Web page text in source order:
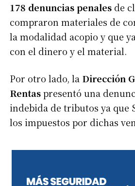
178 denuncias penales de
compraron materiales de
la modalidad acopio y que
con el dinero y el material.
Por otro lado, la Dirección
Rentaspresentó una
indebida de tributos ya que
los impuestos por dichas